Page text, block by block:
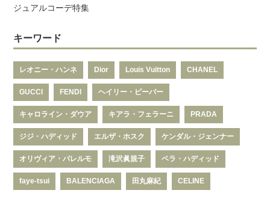
ジュアルコーデ特集
キーワード
レオニー・ハンネ Dior Louis Vuitton CHANEL
GUCCI FENDI ヘイリー・ビーバー
キャロライン・ダウア キアラ・フェラーニ PRADA
ジジ・ハディッド エルザ・ホスク ケンダル・ジェンナー
オリヴィア・パレルモ 滝沢眞規子 ベラ・ハディッド
faye-tsui BALENCIAGA 田丸麻紀 CELINE